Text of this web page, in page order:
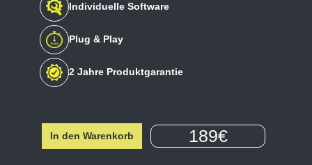
Individuelle Software
Plug & Play
2 Jahre Produktgarantie
In den Warenkorb 189€